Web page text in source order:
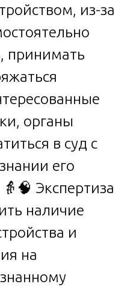
из-за
принимать
органы
в суд с
его
Экспертиза
наличие
и
на